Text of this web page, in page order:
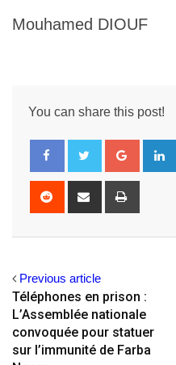
Mouhamed DIOUF
You can share this post!
Google+
Reddit
Share
Previous article
Téléphones en prison :
L’Assemblée nationale
convoquée pour statuer
sur l’immunité de Farba